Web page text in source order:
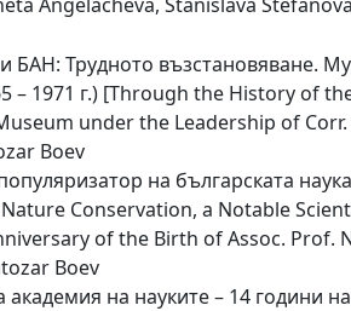
Трудното възстановяване.
– 1971 г.) [Through the History of
under the Leadership of
Boev
на българската
Conservation, a Notable
of the Birth of Assoc. Prof.
Boev
на науките – 14 години на